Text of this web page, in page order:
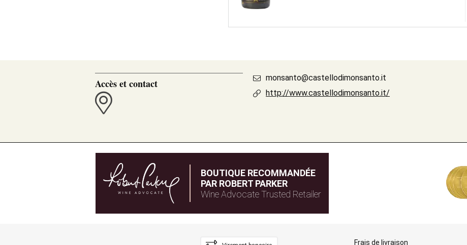
Accès et contact
monsanto@castellodimonsanto.it
http://www.castellodimonsanto.it/
BOUTIQUE RECOMMANDÉE
PAR ROBERT PARKER
Wine Advocate Trusted Retailer
Frais de livraison